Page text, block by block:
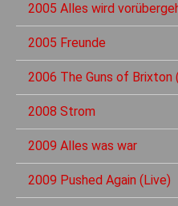
2005 Alles wird
2005 Freunde
2006 The Guns of Brixton
2008 Strom
2009 Alles was war
2009 Pushed Again (Live)